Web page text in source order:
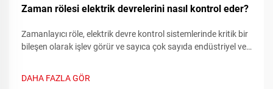
Zaman rölesi elektrik devrelerini nasıl kontrol eder?
Zamanlayıcı röle, elektrik devre kontrol sistemlerinde kritik bir
bileşen olarak işlev görür ve sayıca çok sayıda endüstriyel ve
kılan hassas zamanlama işlevleri sağlar. Bu gelişmiş
DAHA FAZLA GÖR